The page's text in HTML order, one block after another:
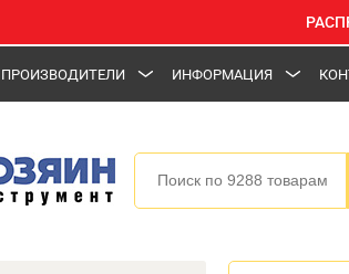
ПРОИЗВОДИТЕЛИ ИНФОРМАЦИЯ